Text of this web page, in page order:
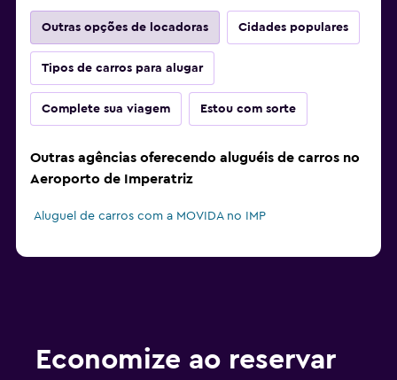
Outras opções de locadoras Cidades populares
Tipos de carros para alugar
Complete sua viagem Estou com sorte
Outras agências oferecendo aluguéis de carros no
Aeroporto de Imperatriz
Aluguel de carros com a MOVIDA no IMP
Economize ao reservar